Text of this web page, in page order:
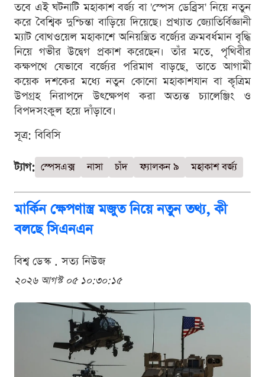
তবে এই ঘটনাটি মহাকাশ বর্জ্য বা 'স্পেস ডেব্রিস' নিয়ে নতুন
করে বৈশ্বিক দুশ্চিন্তা বাড়িয়ে দিয়েছে। প্রখ্যাত জ্যোতির্বিজ্ঞানী
ম্যাট বোথওয়েল মহাকাশে অনিয়ন্ত্রিত বর্জ্যের ক্রমবর্ধমান বৃদ্ধি
নিয়ে গভীর উদ্বেগ প্রকাশ করেছেন। তাঁর মতে, পৃথিবীর
কক্ষপথে যেভাবে বর্জ্যের পরিমাণ বাড়ছে, তাতে আগামী
কয়েক দশকের মধ্যে নতুন কোনো মহাকাশযান বা কৃত্রিম
উপগ্রহ নিরাপদে উৎক্ষেপণ করা অত্যন্ত চ্যালেঞ্জিং ও
বিপদসংকুল হয়ে দাঁড়াবে।
সূত্র: বিবিসি
ট্যাগ: স্পেসএক্স নাসা চাঁদ ফ্যালকন ৯ মহাকাশ বর্জ্য
মার্কিন ক্ষেপণাস্ত্র মজুত নিয়ে নতুন তথ্য, কী
বলছে সিএনএন
বিশ্ব ডেস্ক . সত্য নিউজ
২০২৬ আগস্ট ০৫ ১০:৩০:১৫